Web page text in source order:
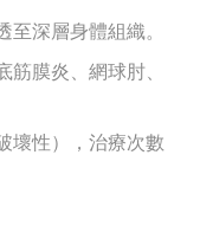
深層身體組織。
膜炎、網球肘、
壞性），治療次數